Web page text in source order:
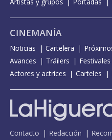
Artistas y grupos
Portadas
CINEMANÍA
Noticias Cartelera
Avances
Tráilers
Actores y actrices
Carteles
Contacto Redacción